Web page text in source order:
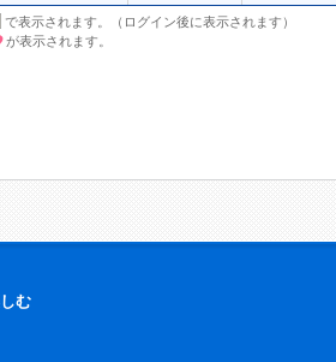
で表示されます。（ログイン後に表示されます）
が表示されます。
む